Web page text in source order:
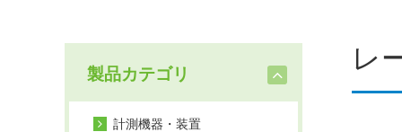
製品カテゴリ
計測機器・装置
レ